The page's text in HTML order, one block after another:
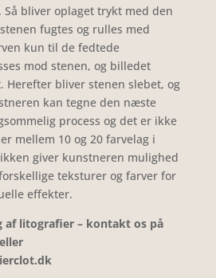
Så bliver oplaget trykt med den
fugtes og rulles med
kun til de fedtede
mod stenen, og billedet
Herefter bliver stenen slebet, og
kan tegne den næste
process og det er ikke
mellem 10 og 20 farvelag i
giver kunstneren mulighed
teksturer og farver for
effekter.
af litografier – kontakt os på